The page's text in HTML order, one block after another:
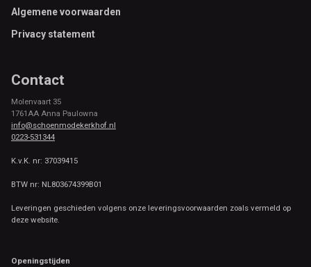
Algemene voorwaarden
Privacy statement
Contact
Molenvaart 35
1761AA Anna Paulowna
info@schoenmodekerkhof.nl
0223-531344
K.v.K. nr: 37039415
BTW nr: NL803674399B01
Leveringen geschieden volgens onze leveringsvoorwaarden zoals vermeld op
deze website.
Openingstijden